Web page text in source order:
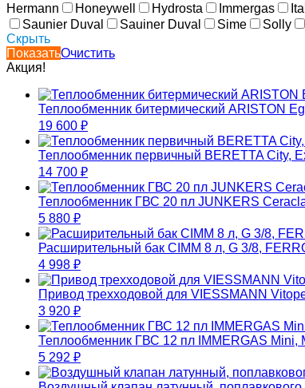
Hermann
Honeywell Hydrosta Immergas
Saunier Duval
Sauiner Duval Sime Solly
Скрыть
ПоказатьОчистить
Акция!
Теплообменник битермический ARISTON
19 600 ₽
Теплообменник первичный BERETTA City,
14 700 ₽
Теплообменник ГВС 20 пл JUNKERS
5 880 ₽
Расширительный бак CIMM 8 л, G 3/8,
4 998 ₽
Привод трехходовой для VIESSMANN
3 920 ₽
Теплообменник ГВС 12 пл IMMERGAS Mini,
5 292 ₽